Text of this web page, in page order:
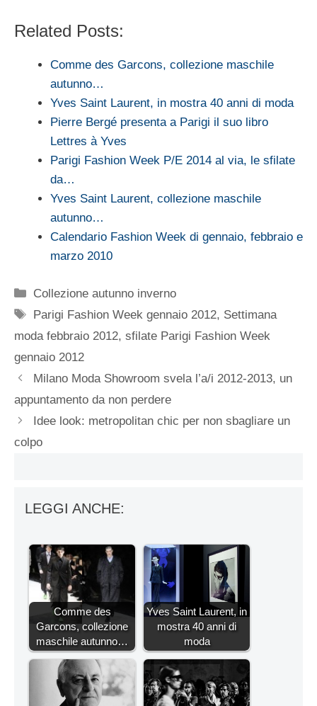
Related Posts:
Comme des Garcons, collezione maschile
autunno…
Yves Saint Laurent, in mostra 40 anni di moda
Pierre Bergé presenta a Parigi il suo libro
Lettres à Yves
Parigi Fashion Week P/E 2014 al via, le sfilate
da…
Yves Saint Laurent, collezione maschile
autunno…
Calendario Fashion Week di gennaio, febbraio e
marzo 2010
Categorie
Collezione autunno inverno
Tag
Parigi Fashion Week gennaio 2012, Settimana
moda febbraio 2012, sfilate Parigi Fashion Week
gennaio 2012
Milano Moda Showroom svela l’a/i 2012-2013, un
appuntamento da non perdere
Idee look: metropolitan chic per non sbagliare un
colpo
LEGGI ANCHE:
Comme des
Garcons, collezione
maschile autunno…
Yves Saint Laurent, in
mostra 40 anni di
moda